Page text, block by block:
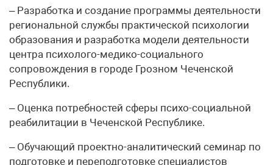
– Разработка и создание программы деятельности
региональной службы практической психологии
образования и разработка модели деятельности
центра психолого-медико-социального
сопровождения в городе Грозном Чеченской
Республики.
– Оценка потребностей сферы психо-социальной
реабилитации в Чеченской Республике.
– Обучающий проектно-аналитический семинар по
подготовке и переподготовке специалистов